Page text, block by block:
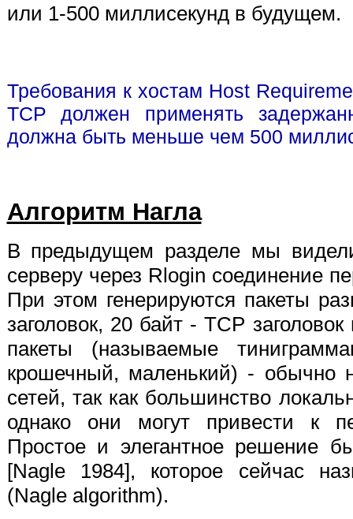
или 1-500 миллисекунд в будущем.
Требования к хостам Host
TCP должен применять
должна быть меньше чем 500
Алгоритм Нагла
В предыдущем разделе мы
серверу через Rlogin соединение
При этом генерируются пакеты
заголовок, 20 байт - TCP
пакеты (называемые
крошечный, маленький) - обычно
сетей, так как большинство
однако они могут привести к
Простое и элегантное решение
[Nagle 1984], которое сейчас
(Nagle algorithm).